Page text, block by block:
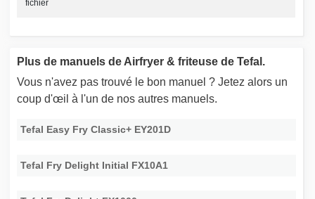
fichier
Plus de manuels de Airfryer & friteuse de Tefal.
Vous n'avez pas trouvé le bon manuel ? Jetez alors un
coup d'œil à l'un de nos autres manuels.
Tefal Easy Fry Classic+ EY201D
Tefal Fry Delight Initial FX10A1